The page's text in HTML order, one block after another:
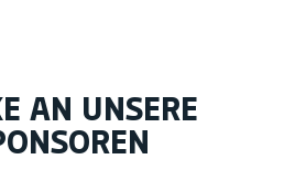
AN UNSERE